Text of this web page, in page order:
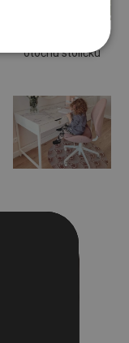
otočnú stoličku